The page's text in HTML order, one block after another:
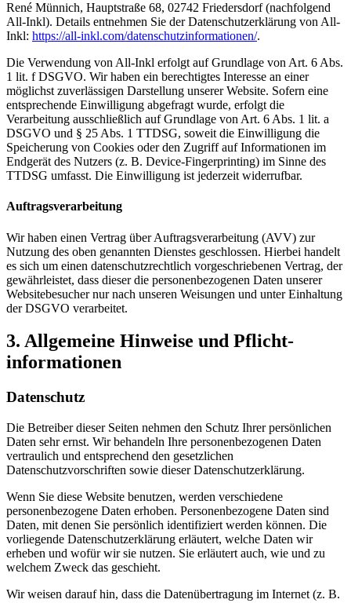
René Münnich, Hauptstraße 68, 02742 Friedersdorf (nachfolgend
All-Inkl). Details entnehmen Sie der Datenschutzerklärung von All-
Inkl: https://all-inkl.com/datenschutzinformationen/.
Die Verwendung von All-Inkl erfolgt auf Grundlage von Art. 6 Abs.
1 lit. f DSGVO. Wir haben ein berechtigtes Interesse an einer
möglichst zuverlässigen Darstellung unserer Website. Sofern eine
entsprechende Einwilligung abgefragt wurde, erfolgt die
Verarbeitung ausschließlich auf Grundlage von Art. 6 Abs. 1 lit. a
DSGVO und § 25 Abs. 1 TTDSG, soweit die Einwilligung die
Speicherung von Cookies oder den Zugriff auf Informationen im
Endgerät des Nutzers (z. B. Device-Fingerprinting) im Sinne des
TTDSG umfasst. Die Einwilligung ist jederzeit widerrufbar.
Auftragsverarbeitung
Wir haben einen Vertrag über Auftragsverarbeitung (AVV) zur
Nutzung des oben genannten Dienstes geschlossen. Hierbei handelt
es sich um einen datenschutzrechtlich vorgeschriebenen Vertrag, der
gewährleistet, dass dieser die personenbezogenen Daten unserer
Websitebesucher nur nach unseren Weisungen und unter Einhaltung
der DSGVO verarbeitet.
3. Allgemeine Hinweise und Pflicht­
informationen
Datenschutz
Die Betreiber dieser Seiten nehmen den Schutz Ihrer persönlichen
Daten sehr ernst. Wir behandeln Ihre personenbezogenen Daten
vertraulich und entsprechend den gesetzlichen
Datenschutzvorschriften sowie dieser Datenschutzerklärung.
Wenn Sie diese Website benutzen, werden verschiedene
personenbezogene Daten erhoben. Personenbezogene Daten sind
Daten, mit denen Sie persönlich identifiziert werden können. Die
vorliegende Datenschutzerklärung erläutert, welche Daten wir
erheben und wofür wir sie nutzen. Sie erläutert auch, wie und zu
welchem Zweck das geschieht.
Wir weisen darauf hin, dass die Datenübertragung im Internet (z. B.